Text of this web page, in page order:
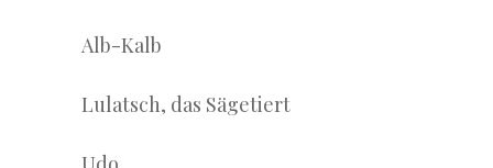
Alb-Kalb
Lulatsch, das Sägetiert